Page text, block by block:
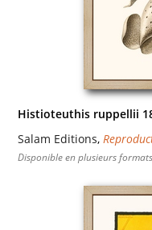
Histioteuthis ruppellii
Salam Editions,
Disponible en plusieurs formats